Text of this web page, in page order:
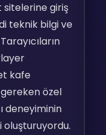
sitelerine giriş
teknik bilgi ve
kafe
özel
deneyiminin
oluşturuyordu.